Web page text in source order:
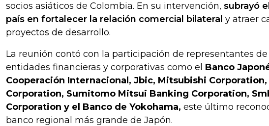
socios asiáticos de Colombia. En su intervención, subrayó
país en fortalecer la relación comercial bilateral y atraer
proyectos de desarrollo.
La reunión contó con la participación de representantes
entidades financieras y corporativas como el Banco
Cooperación Internacional, Jbic, Mitsubishi
Corporation, Sumitomo Mitsui Banking Corporation,
Corporation y el Banco de Yokohama, este último
banco regional más grande de Japón.